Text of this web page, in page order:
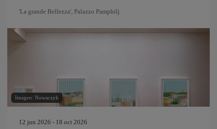
'La grande Bellezza', Palazzo Pamphilj
Imagen: Nowaczyk
12 jun 2026 - 18 oct 2026